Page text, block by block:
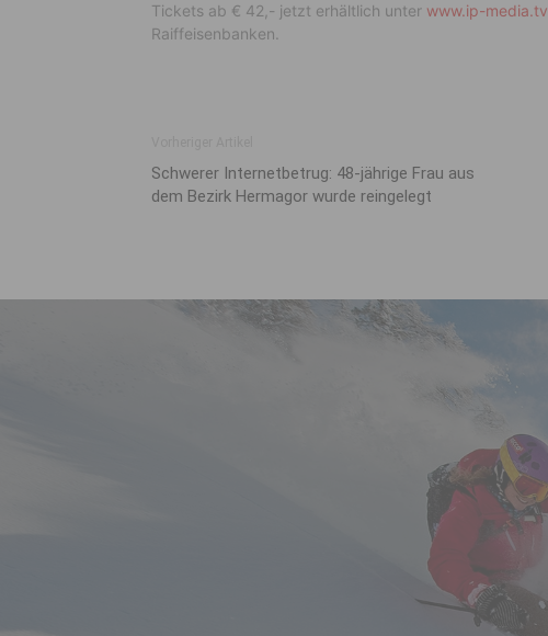
Tickets ab € 42,- jetzt erhältlich unter www.ip-media.tv
Raiffeisenbanken.
Schwerer Internetbetrug: 48-jährige Frau aus
dem Bezirk Hermagor wurde reingelegt